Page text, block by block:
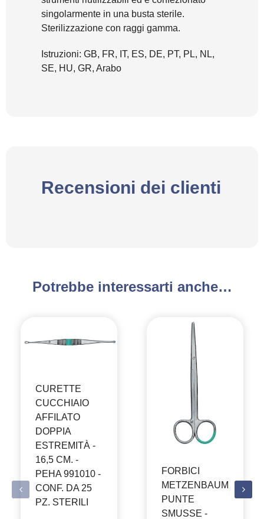
singolarmente in una busta sterile.
Sterilizzazione con raggi gamma.
Istruzioni: GB, FR, IT, ES, DE, PT, PL, NL,
SE, HU, GR, Arabo
Recensioni dei clienti
Potrebbe interessarti anche…
CURETTE
CUCCHIAIO
AFFILATO
DOPPIA
ESTREMITÀ -
16,5 CM. -
PEHA 991010 -
CONF. DA 25
PZ. STERILI
FORBICI
METZENBAUM
PUNTE
SMUSSE -